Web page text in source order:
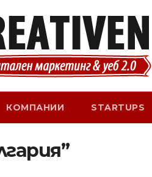
КОМПАНИИ STARTUPS